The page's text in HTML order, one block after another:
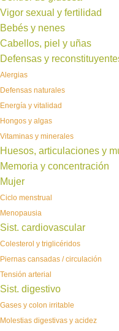
Vigor sexual y fertilidad
Bebés y nenes
Cabellos, piel y uñas
Defensas y
Alergias
Defensas naturales
Energía y vitalidad
Hongos y algas
Vitaminas y minerales
Huesos, articulaciones y
Memoria y concentración
Mujer
Ciclo menstrual
Menopausia
Sist. cardiovascular
Colesterol y triglicéridos
Piernas cansadas / circulación
Tensión arterial
Sist. digestivo
Gases y colon irritable
Molestias digestivas y acidez